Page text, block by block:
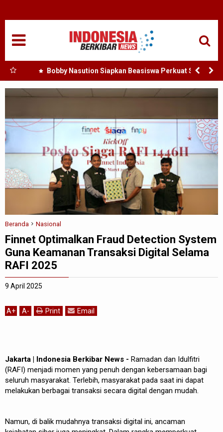
Bobby Nasution Siapkan Beasiswa Perkuat SDM
Kesehatan Kepulauan Nias
Beranda Nasional
Finnet Optimalkan Fraud Detection System
Guna Keamanan Transaksi Digital Selama
RAFI 2025
9 April 2025
A+ A- Print Email
Jakarta | Indonesia Berkibar News - Ramadan dan Idulfitri
(RAFI) menjadi momen yang penuh dengan kebersamaan bagi
seluruh masyarakat. Terlebih, masyarakat pada saat ini dapat
melakukan berbagai transaksi secara digital dengan mudah.
Namun, di balik mudahnya transaksi digital ini, ancaman
NASIONAL
SUMUT
MEDAN
ADVETORIAL
REDAKSI